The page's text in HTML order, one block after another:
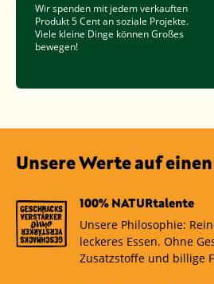
Wir spenden mit jedem verkauften
Produkt5 Centan soziale Projekte.
Viele kleine Dinge können Großes
bewegen!
Unsere Werte auf
100% NATURtalente
Unsere Philosophie:
leckeres Essen. Ohne
Zusatzstoffe und billige